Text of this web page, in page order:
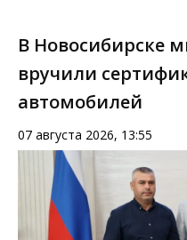
В Новосибирске
вручили
автомобилей
07 августа 2026, 13:55